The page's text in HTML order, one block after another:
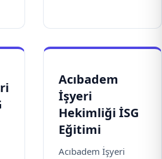
Acıbadem
İşyeri
Hekimliği İSG
Eğitimi
Acıbadem İşyeri